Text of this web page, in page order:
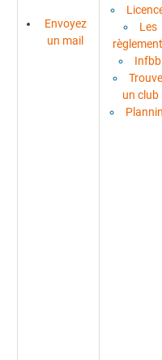
Envoyez
un mail
Les
Infbb
un club